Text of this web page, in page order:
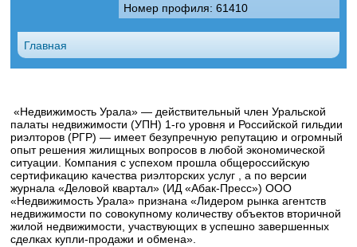
Номер профиля: 61410
Главная
«Недвижимость Урала» — действительный член Уральской
палаты недвижимости (УПН) 1-го уровня и Российской гильдии
риэлторов (РГР) — имеет безупречную репутацию и огромный
опыт решения жилищных вопросов в любой экономической
ситуации. Компания с успехом прошла общероссийскую
сертификацию качества риэлторских услуг , а по версии
журнала «Деловой квартал» (ИД «Абак-Пресс») ООО
«Недвижимость Урала» признана «Лидером рынка агентств
недвижимости по совокупному количеству объектов вторичной
жилой недвижимости, участвующих в успешно завершенных
сделках купли-продажи и обмена».